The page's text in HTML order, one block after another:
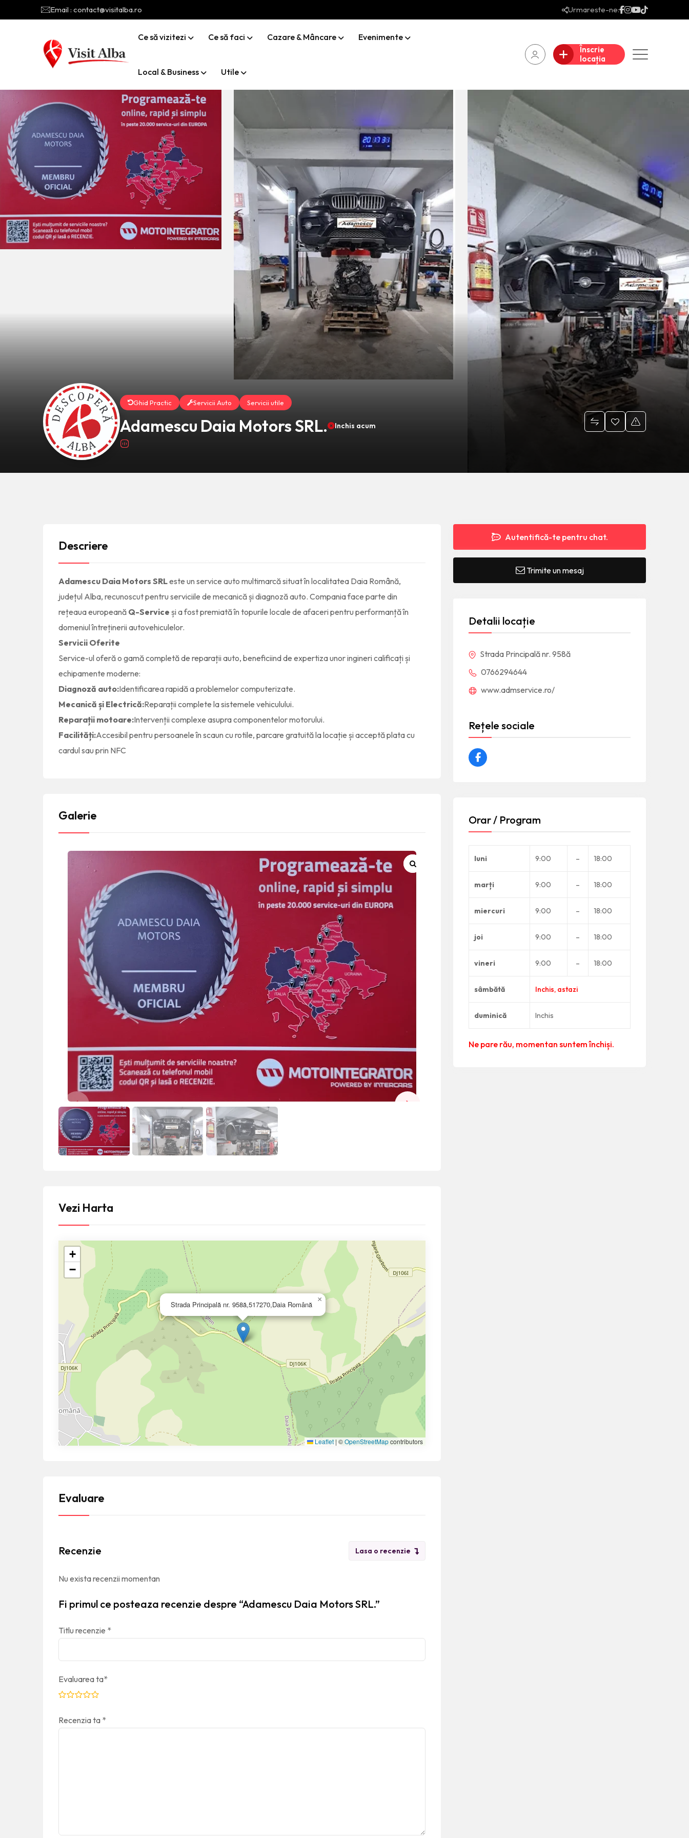
Email : contact@visitalba.ro Urmareste-ne:
Ce să vizitezi Ce să faci Cazare & Mâncare Evenimente
Local & Business Utile
Înscrie
locația
Ghid Practic Servicii Auto Servicii utile
Adamescu Daia Motors SRL. Inchis acum
Descriere
Adamescu Daia Motors SRLeste un service auto multimarcă situat în localitatea Daia Română,
județul Alba, recunoscut pentru serviciile de mecanică și diagnoză auto. Compania face parte din
rețeaua europeană Q-Service și a fost premiată în topurile locale de afaceri pentru performanță în
domeniul întreținerii autovehiculelor.
Servicii Oferite
Service-ul oferă o gamă completă de reparații auto, beneficiind de expertiza unor ingineri calificați și
echipamente moderne:
Diagnoză auto:Identificarea rapidă a problemelor computerizate.
Mecanică și Electrică:Reparații complete la sistemele vehiculului.
Reparații motoare:Intervenții complexe asupra componentelor motorului.
Facilități:Accesibil pentru persoanele în scaun cu rotile, parcare gratuită la locație și acceptă plata cu
cardul sau prin NFC
Galerie
Vezi Harta
Strada Principală nr. 958ă,517270,Daia Română
×
+
−
Leaflet | ©OpenStreetMapcontributors
Evaluare
Recenzie Lasa o recenzie
Nu exista recenzii momentan
Fi primul ce posteaza recenzie despre “Adamescu Daia Motors SRL.”
Titlu recenzie *
Evaluarea ta*
Recenzia ta *
Autentifică-te pentru chat.
Trimite un mesaj
Detalii locație
Strada Principală nr. 958ă
0766294644
www.admservice.ro/
Rețele sociale
Orar / Program
luni 9:00 – 18:00
marți 9:00 – 18:00
miercuri 9:00 – 18:00
joi 9:00 – 18:00
vineri 9:00 – 18:00
sâmbătă Inchis, astazi
duminică Inchis
Ne pare rău, momentan suntem închiși.